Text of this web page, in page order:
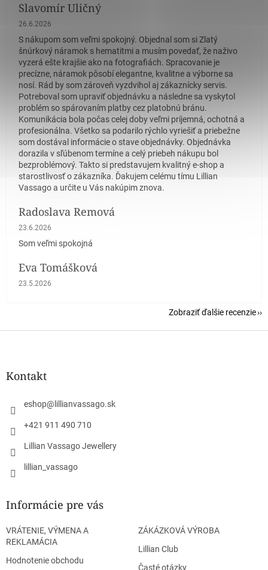
Slavomír Uličný
Hodnotenie obchodu je 5 z 5 hviezdičiek.
26.6.2026
S nákupom som veľmi spokojný. Objednal som si Zlatý
šnúrkový náramok s hematitmi a musím povedať, že naživo
vyzerá ešte krajšie ako na fotografiách. Spracovanie je
precízne, náramok pôsobí elegantne, kvalitne a výborne sa
nosí. Rád by som zároveň vyzdvihol aj zákaznícky servis.
Potreboval som upraviť objednávku a následne sa vyskytol
problém so spárovaním platby cez platobnú bránu.
Komunikácia bola počas celej doby veľmi príjemná, ochotná a
profesionálna. Všetko sa podarilo rýchlo vyriešiť a priebežne
som dostával informácie o stave objednávky. Objednávka
dorazila v sľúbenom termíne a celý priebeh nákupu bol
bezproblémový. Takto si predstavujem kvalitný e-shop a
starostlivosť o zákazníka. Ďakujem celému tímu Lillian
Vassago a určite u Vás nakúpim znova.
Radoslava Remová
Hodnotenie obchodu je 5 z 5 hviezdičiek.
23.6.2026
Som veľmi spokojná
Eva Tomášková
Hodnotenie obchodu je 5 z 5 hviezdičiek.
23.5.2026
Zobraziť ďalšie recenzie
Z
Kontakt
eshop@ lillianvassago.sk
+421 911 490 710
Lillian Vassago Jewellery
lillian_vassago
Informácie pre vás
VRÁTENIE, VÝMENA A
REKLAMÁCIA
Hodnotenie obchodu
ZÁKÁZKOVÁ VÝROBA
Lillian Club
Časté otázky